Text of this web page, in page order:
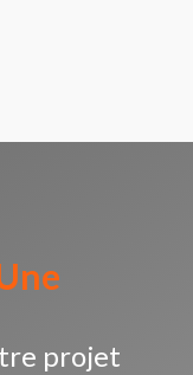
projet